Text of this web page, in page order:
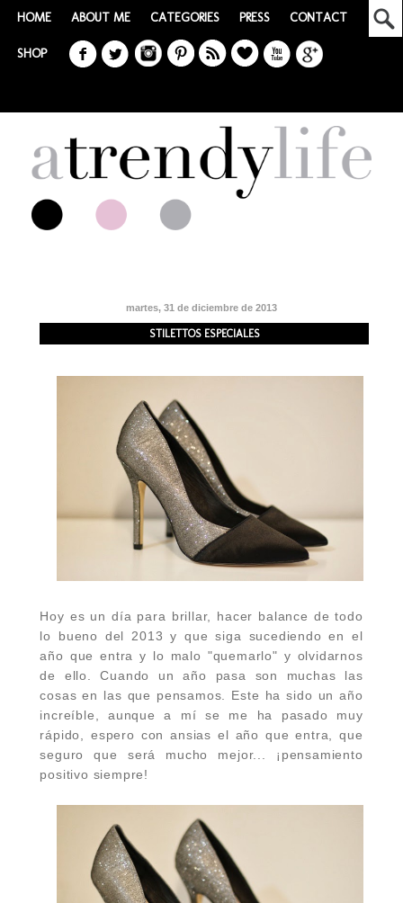
HOME ABOUT ME CATEGORIES PRESS CONTACT
SHOP
martes, 31 de diciembre de 2013
STILETTOS ESPECIALES
Hoy es un día para brillar, hacer balance de todo
lo bueno del 2013 y que siga sucediendo en el
año que entra y lo malo "quemarlo" y olvidarnos
de ello. Cuando un año pasa son muchas las
cosas en las que pensamos. Este ha sido un año
increíble, aunque a mí se me ha pasado muy
rápido, espero con ansias el año que entra, que
seguro que será mucho mejor... ¡pensamiento
positivo siempre!